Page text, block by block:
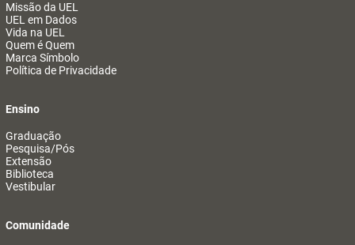
Missão da UEL
UEL em Dados
Vida na UEL
Quem é Quem
Marca Símbolo
Política de Privacidade
Ensino
Graduação
Pesquisa/Pós
Extensão
Biblioteca
Vestibular
Comunidade